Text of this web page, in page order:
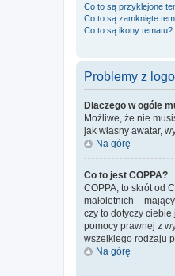
Co to są przyklejone
Co to są zamknięte
Co to są ikony tematu?
Problemy z
Dlaczego w ogóle
Możliwe, że nie
jak własny awatar,
Na górę
Co to jest COPPA?
COPPA, to skrót od
małoletnich –
czy to dotyczy
pomocy prawnej z
wszelkiego rodzaju
Na górę